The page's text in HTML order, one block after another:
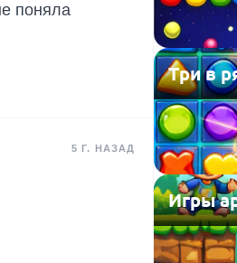
поняла
5 Г. НАЗАД
Три в
Игры